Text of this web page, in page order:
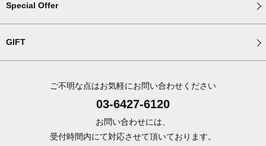
Special Offer
GIFT
ご不明な点はお気軽にお問い合わせください
03-6427-6120
お問い合わせには、
受付時間内にて対応させて頂いております。